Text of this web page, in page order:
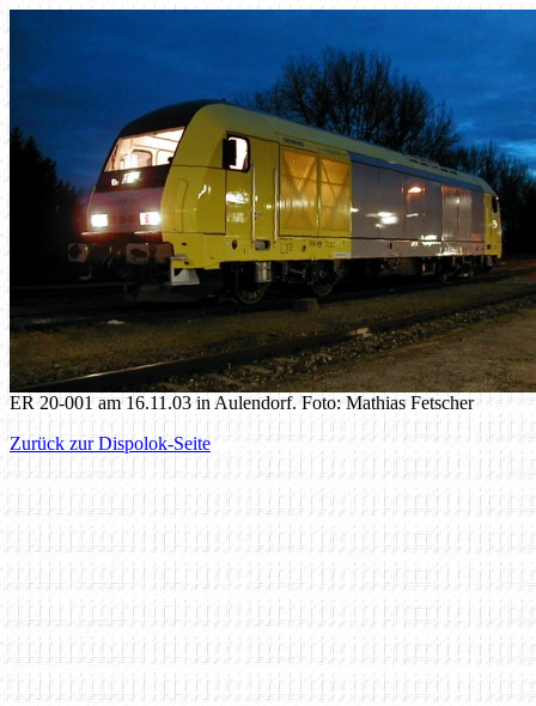
ER 20-001 am 16.11.03 in Aulendorf. Foto: Mathias Fetscher
Zurück zur Dispolok-Seite